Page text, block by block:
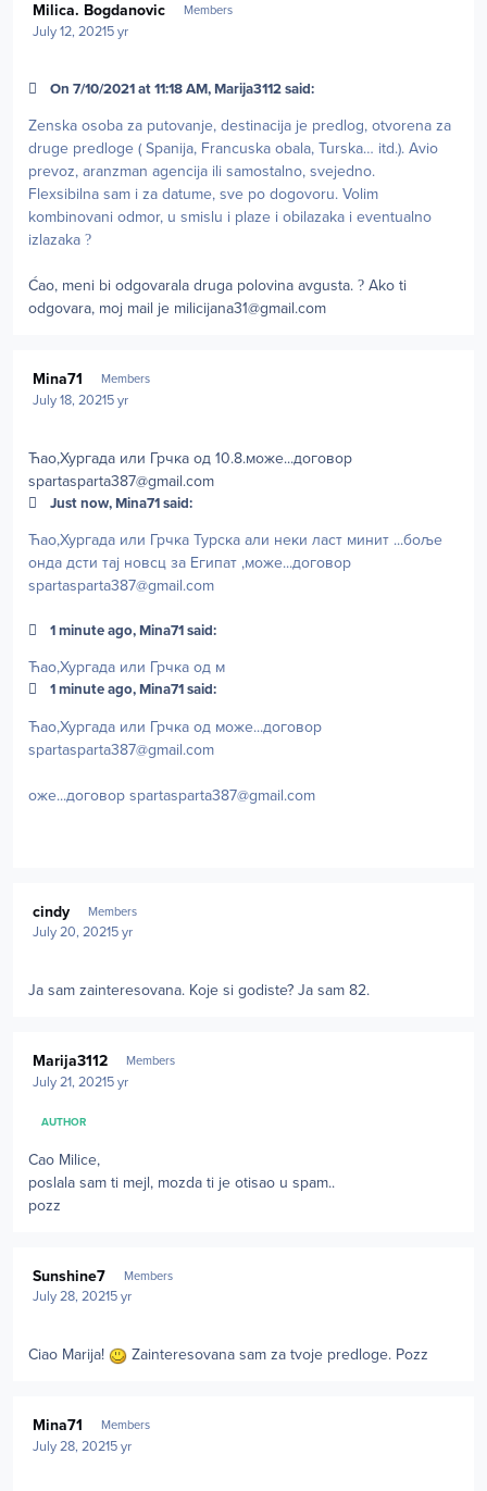
Milica. Bogdanovic Members
July 12, 20215 yr
On 7/10/2021 at 11:18 AM, Marija3112 said:
Zenska osoba za putovanje, destinacija je predlog, otvorena za
druge predloge ( Spanija, Francuska obala, Turska… itd.). Avio
prevoz, aranzman agencija ili samostalno, svejedno.
Flexsibilna sam i za datume, sve po dogovoru. Volim
kombinovani odmor, u smislu i plaze i obilazaka i eventualno
izlazaka ?
Ćao, meni bi odgovarala druga polovina avgusta. ? Ako ti
odgovara, moj mail je milicijana31@gmail.com
Mina71 Members
July 18, 20215 yr
Ћао,Хургада или Грчка од 10.8.може...договор
spartasparta387@gmail.com
Just now, Mina71 said:
Ћао,Хургада или Грчка Турска али неки ласт минит ...боље
онда дсти тај новсц за Египат ,може...договор
spartasparta387@gmail.com
1 minute ago, Mina71 said:
Ћао,Хургада или Грчка од м
1 minute ago, Mina71 said:
Ћао,Хургада или Грчка од може...договор
spartasparta387@gmail.com
оже...договор spartasparta387@gmail.com
cindy Members
July 20, 20215 yr
Ja sam zainteresovana. Koje si godiste? Ja sam 82.
Marija3112 Members
July 21, 20215 yr
AUTHOR
Cao Milice,
poslala sam ti mejl, mozda ti je otisao u spam..
pozz
Sunshine7 Members
July 28, 20215 yr
Ciao Marija! Zainteresovana sam za tvoje predloge. Pozz
Mina71 Members
July 28, 20215 yr